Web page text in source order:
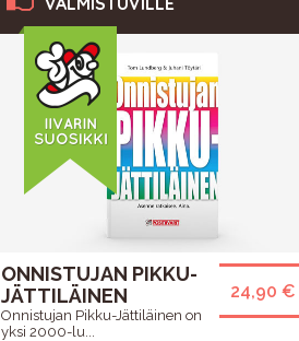
24,90 €
ONNISTUJAN PIKKU-
JÄTTILÄINEN
Onnistujan Pikku-Jättiläinen on
yksi 2000-lu...